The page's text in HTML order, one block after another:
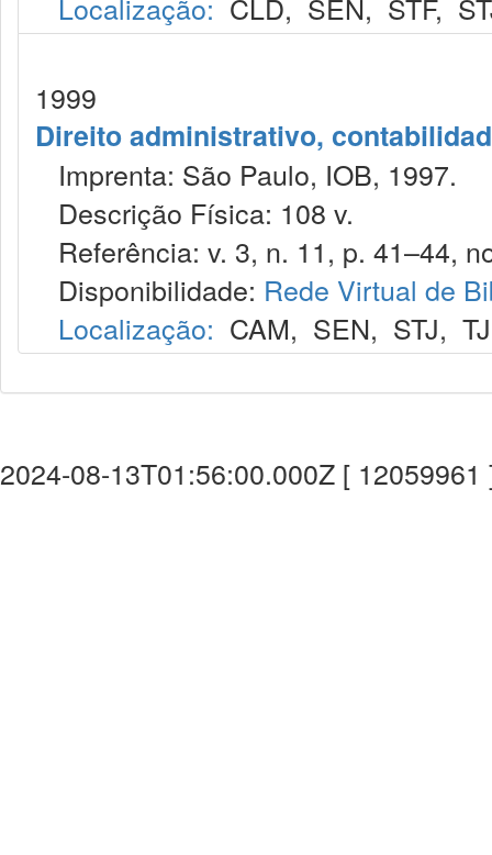
1999
Direito administrativo,
Imprenta: São Paulo, IOB, 1997.
Descrição Física: 108 v.
Referência: v. 3, n. 11, p. 41–44,
Disponibilidade: Rede Virtual de
Localização: CAM, SEN, STJ,
2024-08-13T01:56:00.000Z [ 12059961